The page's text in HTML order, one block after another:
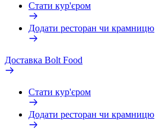
Стати кур'єром
Додати ресторан чи крамницю
Доставка Bolt Food
Стати кур'єром
Додати ресторан чи крамницю